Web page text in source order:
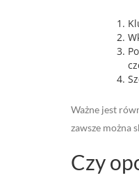
Ważne jest
zawsze można
Czy